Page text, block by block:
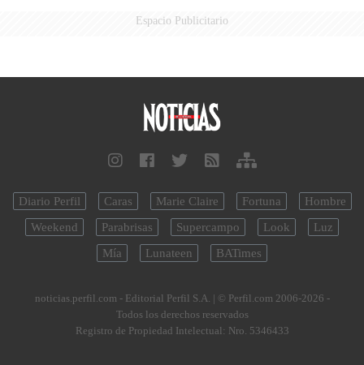
Espacio Publicitario
Diario Perfil Caras Marie Claire Fortuna
Hombre
Weekend
Parabrisas Supercampo Look
Luz
Mía
Lunateen BATimes
noticias.perfil.com - Editorial Perfil S.A. | © Perfil.com 2006-2026 -
Todos los derechos reservados
Registro de Propiedad Intelectual: Nro. 5346433